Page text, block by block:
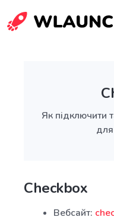
Як підключити
для
Checkbox
Вебсайт: